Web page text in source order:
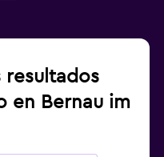
resultados
en Bernau im